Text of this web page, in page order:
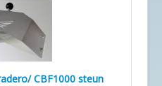
CBF1000 steun